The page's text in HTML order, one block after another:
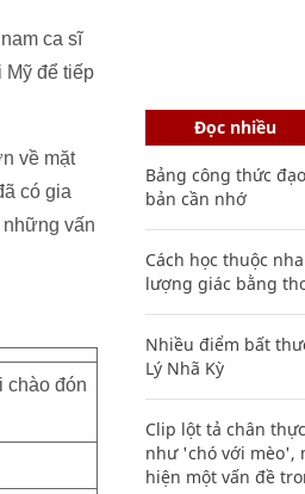
ca sĩ
Mỹ để tiếp
về mặt
có gia
những vấn
chào đón
Đọc nhiều
Bảng công thức
bản cần nhớ
Cách học thuộc
lượng giác bằng
Nhiều điểm bất
Lý Nhã Kỳ
Clip lột tả chân
như 'chó với mèo',
hiện một vấn đề